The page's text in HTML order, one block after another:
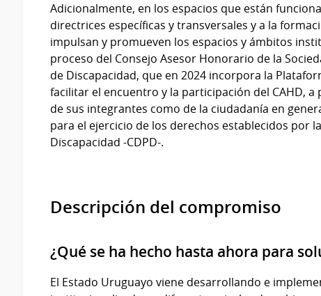
Adicionalmente, en los espacios que están
directrices específicas y transversales y a la
impulsan y promueven los espacios y ámbitos
proceso del Consejo Asesor Honorario de la
de Discapacidad, que en 2024 incorpora la
facilitar el encuentro y la participación del CAHD,
de sus integrantes como de la ciudadanía en
para el ejercicio de los derechos establecidos por
Discapacidad -CDPD-.
Descripción del compromiso
¿Qué se ha hecho hasta ahora para
El Estado Uruguayo viene desarrollando e